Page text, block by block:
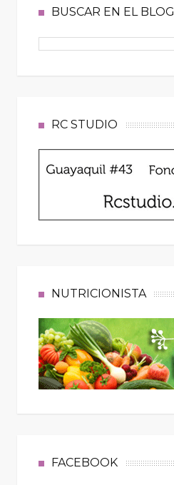
BUSCAR EN EL BLOG
RC STUDIO
NUTRICIONISTA
FACEBOOK